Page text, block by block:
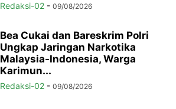
Redaksi-02 - 09/08/2026
Bea Cukai dan Bareskrim Polri
Ungkap Jaringan Narkotika
Malaysia-Indonesia, Warga
Karimun...
Redaksi-02 - 09/08/2026